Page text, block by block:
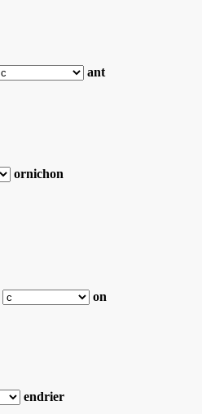
ant
ornichon
on
endrier